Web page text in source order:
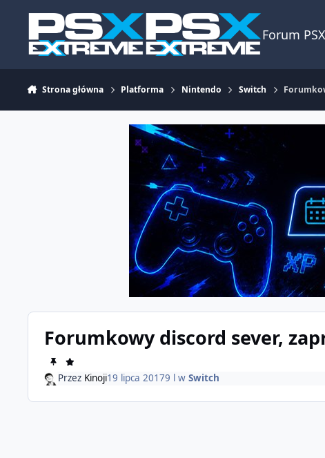
Forum
Strona główna Platforma Nintendo Switch
Forumkowy discord sever,
Przez Kinoji19 lipca 20179 lwSwitch